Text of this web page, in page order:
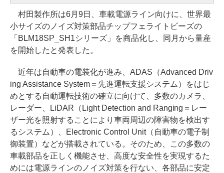
村田製作所は6月9日、車載電源ライン向けに、世界最
小サイズのノイズ対策部品チップフェライトビーズの
「BLM18SP_SH1シリーズ」を商品化し、同月から量産
を開始したと発表した。
近年は自動車の電装化が進み、ADAS（Advanced Driv
ing Assistance System＝先進運転支援システム）をはじ
めとする自動運転技術の確立に向けて、多数のカメラ、
レーダー、LiDAR（Light Detection and Ranging＝レー
ザー光を照射することにより車両周辺の障害物を検出す
るシステム）、Electronic Control Unit（自動車の電子制
御装置）などが搭載されている。そのため、この多数の
車載部品を正しく機能させ、高度な安全性を実現するた
めには電源ラインのノイズ対策を行ない、各部品に安定